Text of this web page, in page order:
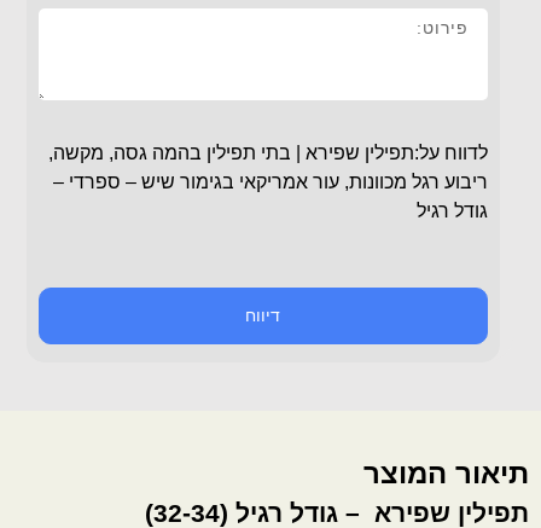
לדווח על:תפילין שפירא | בתי תפילין בהמה גסה, מקשה,
ריבוע רגל מכוונות, עור אמריקאי בגימור שיש – ספרדי –
גודל רגיל
דיווח
תיאור המוצר
תפילין שפירא – גודל רגיל (32-34)